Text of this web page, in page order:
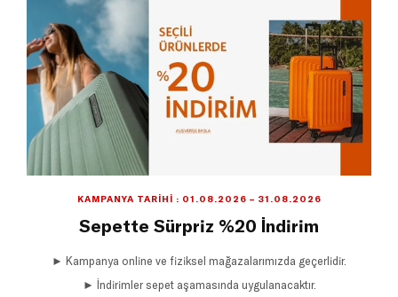
KAMPANYA TARIHI : 01.08.2026 – 31.08.2026
Sepette Sürpriz %20 İndirim
► Kampanya online ve fiziksel mağazalarımızda geçerlidir.
► İndirimler sepet aşamasında uygulanacaktır.